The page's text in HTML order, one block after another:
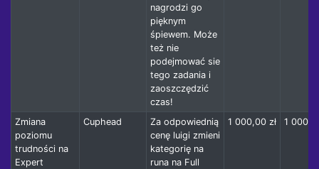
nagrodzi go
pięknym
śpiewem. Może
też nie
podejmować sie
tego zadania i
zaoszczędzić
czas!
Zmiana
poziomu
trudności na
Expert
Cuphead
Za odpowiednią
cenę luigi zmieni
kategorię na
runa na Full
1 000,00 zł 1